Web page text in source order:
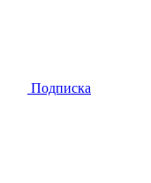
Подписка